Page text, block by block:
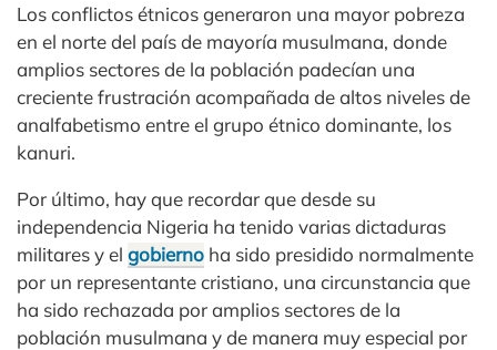
Los conflictos étnicos generaron una mayor pobreza
en el norte del país de mayoría musulmana, donde
amplios sectores de la población padecían una
creciente frustración acompañada de altos niveles de
analfabetismo entre el grupo étnico dominante, los
kanuri.
Por último, hay que recordar que desde su
independencia Nigeria ha tenido varias dictaduras
militares y el gobierno ha sido presidido normalmente
por un representante cristiano, una circunstancia que
ha sido rechazada por amplios sectores de la
población musulmana y de manera muy especial por